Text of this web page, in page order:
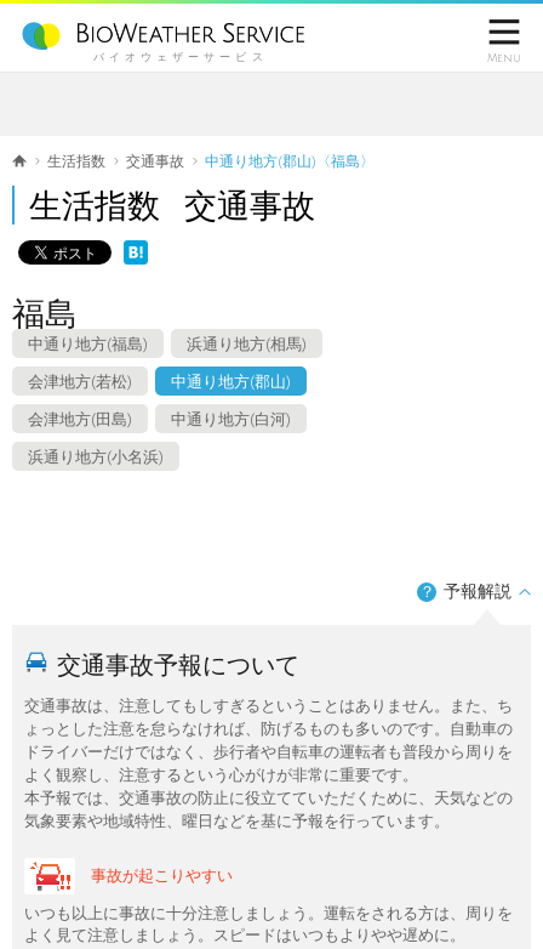
バイオウェザーサービス

Menu
生活指数 交通事故 中通り地方(郡山)〈福島〉
生活指数 交通事故
福島
中通り地方(福島) 浜通り地方(相馬)
会津地方(若松) 中通り地方(郡山)
会津地方(田島) 中通り地方(白河)
浜通り地方(小名浜)
？ 予報解説
交通事故予報について
交通事故は、注意してもしすぎるということはありません。また、ち
ょっとした注意を怠らなければ、防げるものも多いのです。自動車の
ドライバーだけではなく、歩行者や自転車の運転者も普段から周りを
よく観察し、注意するという心がけが非常に重要です。
本予報では、交通事故の防止に役立てていただくために、天気などの
気象要素や地域特性、曜日などを基に予報を行っています。
事故が起こりやすい
いつも以上に事故に十分注意しましょう。運転をされる方は、周りを
よく見て注意しましょう。スピードはいつもよりやや遅めに。